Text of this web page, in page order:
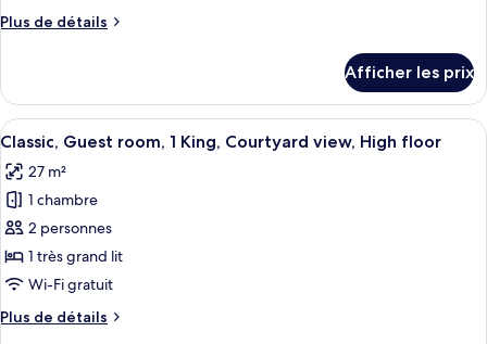
chambre :
room,
2
Twin,
Courtyard
view
Plus de détails
Plus
Classic,
Guest
room,
Twin,
Courtyard
Afficher les prix
Afficher
toutes
les
photos
pour
ce
type
chambre :
Un lit bien fait, avec du linge de lit
4
Classic, Guest room, 1 King, Courtyard view, High floor
27 m²
1 chambre
2 personnes
1 très grand lit
Wi-Fi gratuit
Plus de détails
Plus